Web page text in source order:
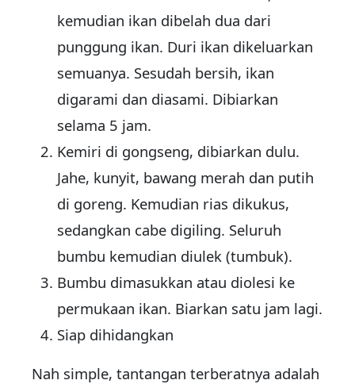
kemudian ikan dibelah dua dari
punggung ikan. Duri ikan dikeluarkan
semuanya. Sesudah bersih, ikan
digarami dan diasami. Dibiarkan
selama 5 jam.
Kemiri di gongseng, dibiarkan dulu.
Jahe, kunyit, bawang merah dan putih
di goreng. Kemudian rias dikukus,
sedangkan cabe digiling. Seluruh
bumbu kemudian diulek (tumbuk).
Bumbu dimasukkan atau diolesi ke
permukaan ikan. Biarkan satu jam lagi.
Siap dihidangkan
Nah simple, tantangan terberatnya adalah